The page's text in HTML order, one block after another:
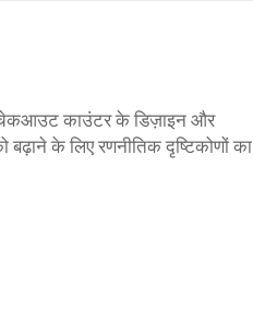
काउंटर के डिज़ाइन और
के लिए रणनीतिक दृष्टिकोणों का